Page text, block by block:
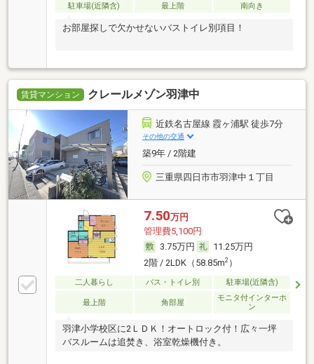
駐車場(近隣含)
最上階 南向き
お部屋探しで欠かせないバストイレ別項目！
賃貸マンション クレールメゾン羽津中
近鉄名古屋線 霞ヶ浦駅 徒歩7分
その他の交通
築9年 / 2階建
三重県四日市市羽津中１丁目
7.50万円
管理費5,100円
3.75万円
11.25万円
2階 / 2LDK（58.85m2）
二人暮らし バス・トイレ別 駐車場(近隣含)
最上階 角部屋
モニタ付インターホ
ン
羽津小学校区に2ＬＤＫ！オートロック付！広々一坪
バスルームは追焚き、浴室乾燥機付き。